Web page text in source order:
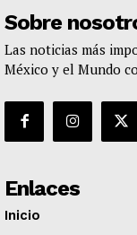
Sobre
Las noticias más
México y el Mundo
Enlaces
Inicio